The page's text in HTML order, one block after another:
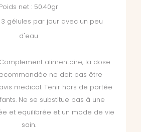
Poids net : 50.40gr
3 gélules par jour avec un peu
d'eau
alimentaire, la dose
ne doit pas être
medical. Tenir hors de portée
Ne se substitue pas à une
et equilibrée et un mode de vie
sain.